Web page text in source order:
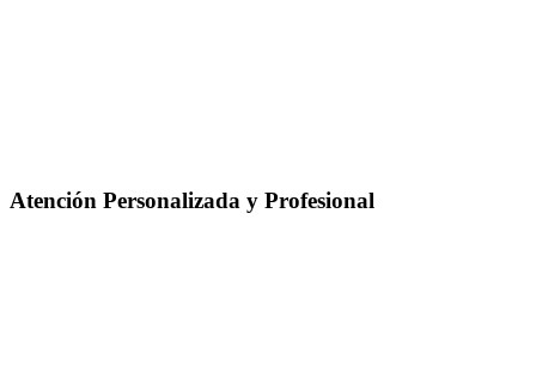
Atención Personalizada y Profesional